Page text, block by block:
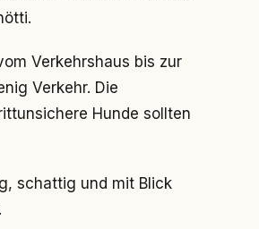
Verkehrshaus bis zur
Verkehr. Die
Hunde sollten
schattig und mit Blick